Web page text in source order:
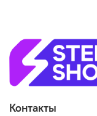
Контакты